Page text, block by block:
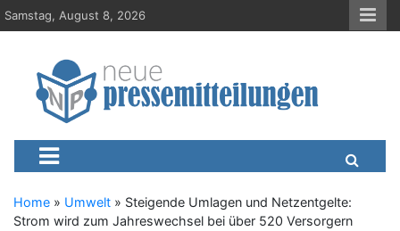
S
k
Samstag, August 8, 2026
Neue-
Presseportal, Nachrichten, News, Meldungen, Wirtschaft
Home » Umwelt » Steigende Umlagen und Netzentgelte:
Strom wird zum Jahreswechsel bei über 520 Versorgern